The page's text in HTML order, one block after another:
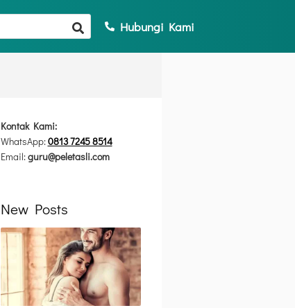
Hubungi Kami
Kontak Kami:
WhatsApp:0813 7245 8514
Email:guru@peletasli.com
New Posts